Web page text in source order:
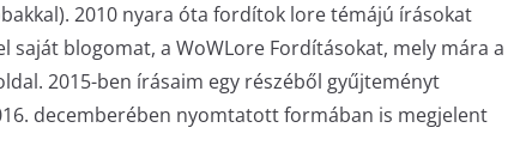
2010 nyara óta fordítok lore témájú írásokat
blogomat, a WoWLore Fordításokat, mely mára a
2015-ben írásaim egy részéből gyűjteményt
decemberében nyomtatott formában is megjelent